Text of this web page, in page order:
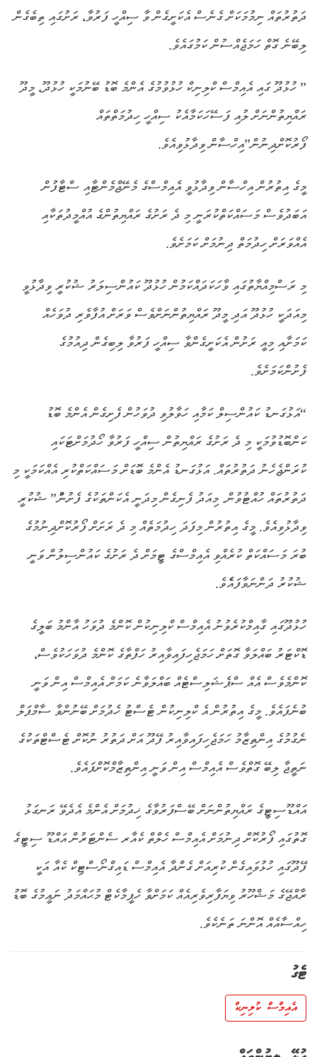
ދަތުރުތައް ނިމުމަކަށް ގެނެސް އެކަށީގެން ވާ ސިއްހީ ފަރުވާ، ރަށުގައި ތިބެގެން
ލިބޭނެ ގޮތް ހަމަޖެއްސުން ކަމުގައެވެ.
” ހުޅުދޫ ގައި އެއިމްސް ކްލިނިކް ހުޅުވުމުގެ އެންމެ ބޮޑު ބޭނުމަކީ ހުޅުދޫ، މީދޫ
ރައްޔިތުންނަށް ލުއި ފަސޭހަކަމާއެކު ސިއްހީ ހިދުމަތްތައް
ފޯރުކޮށްދިނުން”އިހްސާން ވިދާޅުވިއެވެ.
މީގެ އިތުރުން އިހްސާން ވިދާޅުވީ އެއިމްސްގެ މެނޭޖްމެންޓާއި ސްޓާފުން
އަބަދުވެސް މަސައްކަތްކުރަނީ މި ދެ ރަށުގެ ރައްޔިތުންގެ އުއްމީދުތަކާއި
އެއްވަރަށް ހިދުމަތް ދިނުމަށް ކަމަށެވެ.
މި ރަސްމިއްޔާތުގައި ވާހަކަދައްކަމުން ހުޅުދޫ ކައުންސިލަރު ޝުކުރީ ވިދާޅުވީ
މިއަދަކީ ހުޅުދޫ އަދި މީދޫ ރައްޔިތުންނަށްވެސް ވަރަށް އުފާވެރި ދުވަހެއް
ކަމަށާއި މިއީ ރަށުން އެކަށީގެންވާ ސިއްހީ ފަރުވާ ލިބިގެން ދިއުމުގެ
ފެށުންކަމަށެވެ.
“އަޅުގަނޑު ކައުންސިލް ކަމާއި ހަވާލުވި ދުވަހުން ފެށިގެން އެންމެ ބޮޑު
ކަންބޮޑުވުމަކީ މި ދެ ރަށުގެ ރައްޔިތުން ސިއްހީ ފަރުވާ ހޯދުމަށްޓަކައި
ކުރަންޖެހެނު ދަތުރުތައް. އަޅުގަނޑު އެންމެ ބޮޑަށް މަސައްކަތްކުރި އެއްކަމަކީ މި
ދަތުރުތައް ހުއްޓުވުން. މިއަދު ފެނިގެން މިދަނީ އެކަންތަކުގެ ފެށުނުް” ޝުކުރީ
ވިދާޅުވިއެވެ. މީގެ އިތުރުން މިފަދަ ހިދުމަތެއް މި ދެ ރަށަށް ފޯރުކޮށްދިނުމުގެ
ބުރަ މަސައްކަތް ކުރެއްވި އެއިމްސްގެ ޓީމަށް ދެ ރަށުގެ ކައުންސިލުން ވަނީ
ޝުކުރު ދަންނަވާފައެެވެ.
ހުޅުދޫގައި ގާއިމްކުރެވުނު އެއިމްސް ކްލިނިކުން ކޮންމެ ދުވަހު އާންމު ބަލީގެ
ޑޮކްޓަރު ބައްލަވާ ގޮތަށް ހަމަޖެހިފައިވާއިރު ހަފްތާގެ ކޮންމެ ދުވަހަކުވެސް،
ކޮންމެވެސް އެއް ސްޕެޝަލިސްޓެއް ބައްލަވާނެ ކަމަށް އެއިމްސް އިން ވަނީ
ބުނެފައެވެ. މީގެ އިތުރުން އެ ކްލިނިކުން ޓެސްޓު ހެދުމަށް ބޭނުންވާ ސާމްޕަލް
ނެގުމުގެ އިންތިޒާމު ހަމަޖެހިފައިވާއިރު ފޭދޫ އަށް ދަތުރު ނުކޮށް ޓެސްޓްތަކުގެ
ނަތީޖާ ލިބޭ ގޮތްވެސް އެއިމްސް އިން ވަނީ އިންތިޒާމްކޮށްފައެވެ.
އައްޑޫސިޓީގެ ރައްޔިތުންނަށް ބޭސްފަރުވާގެ ޚިދުމަށް އެންމެ އެދެވޭ ރަނގަޅު
ގޮތުގައި ފޯރުކޮށް ދިނުމަށް އެއިމްސް ހެލްތް ކެއާރ ސެންޓަރުން އައްޑޫ ސިޓީގެ
ފޭދޫގައި ހުޅުވައިގެން ކުރިއަށް ގެންދާ އެއިމްސް ޑައިގްނޯސްޓިކް ކެއާ އަކީ
ރާއްޖޭގެ މަޝްހޫރު ވިޔަފާރިވެރިއެއް ކަމަށްވާ ހެޕީމާކެޓް މުޙައްމަދު ނަޢީމުގެ ބޮޑު
ހިއްސާއެއް އޮންނަ ތަނެކެވެ.
ޓެގު
އެއިމްސް ކުލިނިކް